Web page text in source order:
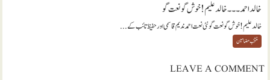
خالد احمد ۔۔۔ خالد علیم ! خوش گو نعت گو
خالد علیم ! خوش گو نعت گو نئی نعت احمد ندیم قاسمی اور حفیظ تائب کے...
منتخب مضامين
LEAVE A COMMENT